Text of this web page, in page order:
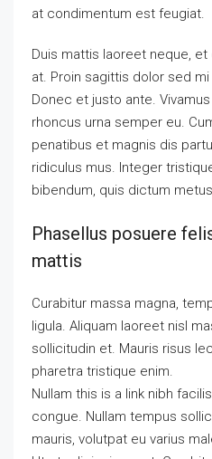
at condimentum est feugiat.
Duis mattis laoreet neque,
at. Proin sagittis dolor sed
Donec et justo ante.
rhoncus urna semper eu.
penatibus et magnis dis
ridiculus mus. Integer
bibendum, quis dictum
Phasellus posuere
mattis
Curabitur massa magna,
ligula. Aliquam laoreet nisl
sollicitudin et. Mauris risus
pharetra tristique enim.
Nullam this is a link nibh
congue. Nullam tempus
mauris, volutpat eu varius